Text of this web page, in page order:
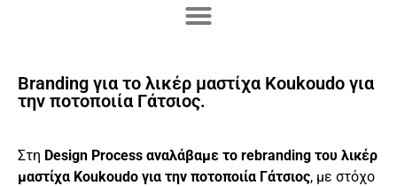
Branding για το λικέρ μαστίχα Koukoudo για
την ποτοποιία Γάτσιος.
Στη Design Process αναλάβαμε το rebranding του λικέρ
μαστίχα Koukoudo για την ποτοποιία Γάτσιος, με στόχο